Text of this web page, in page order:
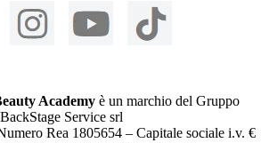
Academyè un marchio del Gruppo
BackStage Service srl
Rea 1805654 – Capitale sociale i.v. €